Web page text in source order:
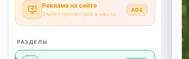
Реклама на сайте
2 млн+ просмотров в месяц
ADS
РАЗДЕЛЫ